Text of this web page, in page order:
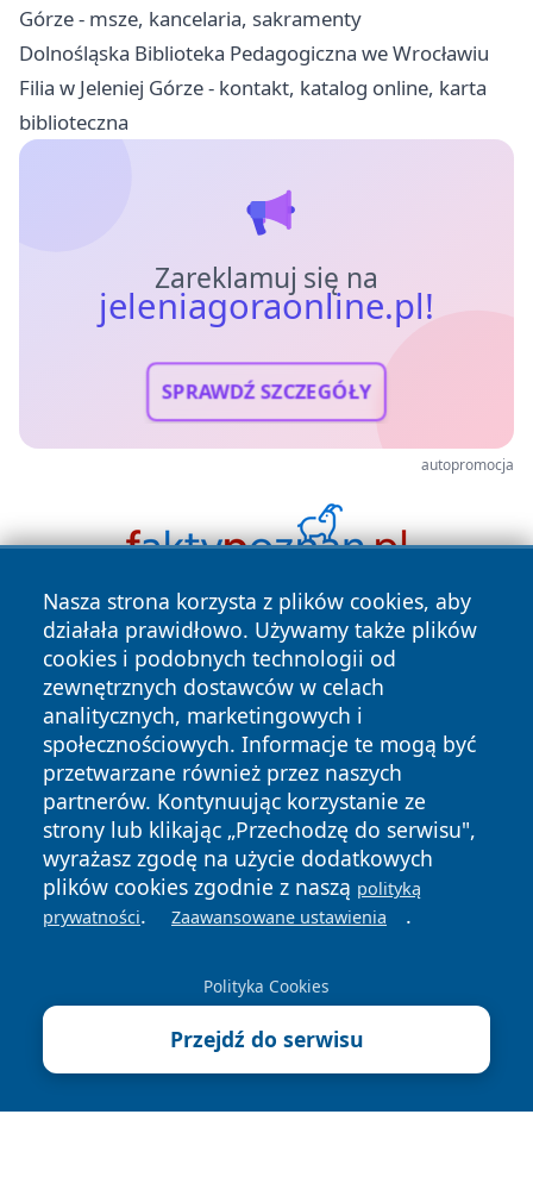
Górze - msze, kancelaria, sakramenty
Dolnośląska Biblioteka Pedagogiczna we Wrocławiu
Filia w Jeleniej Górze - kontakt, katalog online, karta
biblioteczna
Zareklamuj się na
jeleniagoraonline.pl!
SPRAWDŹ SZCZEGÓŁY
autopromocja
Nasza strona korzysta z plików cookies, aby
działała prawidłowo. Używamy także plików
cookies i podobnych technologii od
zewnętrznych dostawców w celach
analitycznych, marketingowych i
społecznościowych. Informacje te mogą być
przetwarzane również przez naszych
partnerów. Kontynuując korzystanie ze
strony lub klikając „Przechodzę do serwisu",
wyrażasz zgodę na użycie dodatkowych
plików cookies zgodnie z naszą polityką
prywatności. Zaawansowane ustawienia .
Polityka Cookies
Przejdź do serwisu
Copyright © 2026 jeleniagoraonline.pl Wszystkie prawa
zastrzeżone.
News Autorzy
Polityka
Prywatności
Polityka
Cookies